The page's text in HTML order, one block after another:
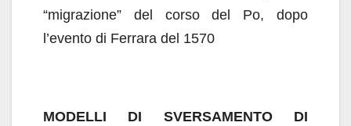
“migrazione” del corso del Po, dopo
l’evento di Ferrara del 1570
MODELLI DI SVERSAMENTO DI